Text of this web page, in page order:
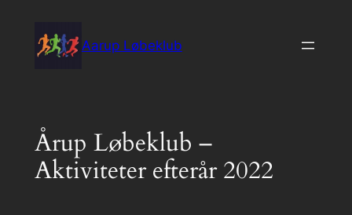
indhold
Aarup Løbeklub
Årup Løbeklub –
Aktiviteter efterår 2022